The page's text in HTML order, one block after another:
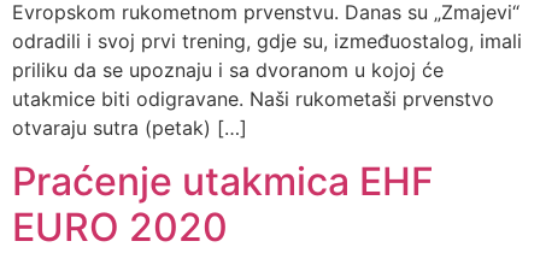
Evropskom rukometnom prvenstvu. Danas su „Zmajevi“
odradili i svoj prvi trening, gdje su, izmeđuostalog, imali
priliku da se upoznaju i sa dvoranom u kojoj će
utakmice biti odigravane. Naši rukometaši prvenstvo
otvaraju sutra (petak) […]
Praćenje utakmica EHF
EURO 2020